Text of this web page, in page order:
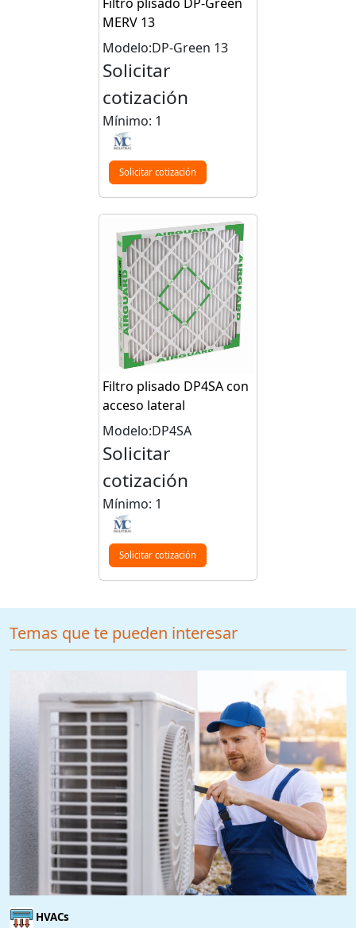
MERV 13
Modelo:DP-Green 13
Solicitar
cotización
Mínimo: 1
Solicitar cotización
Filtro plisado DP4SA con
acceso lateral
Modelo:DP4SA
Solicitar
cotización
Mínimo: 1
Solicitar cotización
Temas que te pueden interesar
HVACs